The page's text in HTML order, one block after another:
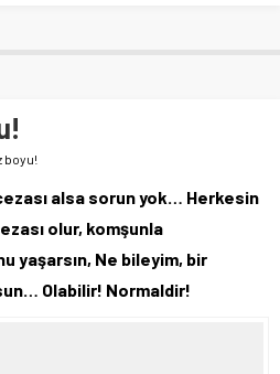
boyu!
alsa sorun yok… Herkesin
olur, komşunla
yaşarsın, Ne bileyim, bir
Olabilir! Normaldir!